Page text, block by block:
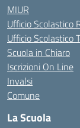
MIUR
Ufficio Scolastico
Ufficio Scolastico
Scuola in Chiaro
Iscrizioni On Line
Invalsi
Comune
La Scuola